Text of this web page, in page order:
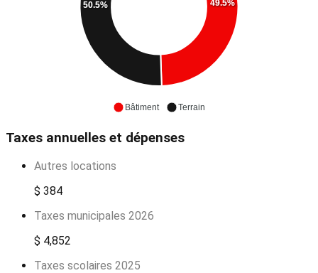
49.5%
50.5%
Bâtiment Terrain
Taxes annuelles et dépenses
Autres locations
$ 384
Taxes municipales 2026
$ 4,852
Taxes scolaires 2025